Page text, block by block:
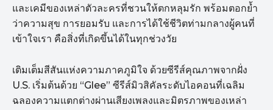
และเคมีของเหล่าตัวละครที่ชวนให้ตกหลุมรัก พร้อมตอกย้ำ
ว่าความสุข การยอมรับ และการได้ใช้ชีวิตท่ามกลางผู้คนที่
เข้าใจเรา คือสิ่งที่เกิดขึ้นได้ในทุกช่วงวัย
เติมเต็มสีสันแห่งความภาคภูมิใจ ด้วยซีรีส์คุณภาพจากฝั่ง
U.S. เริ่มต้นด้วย “Glee” ซีรีส์มิวสิคัลระดับไอคอนที่เฉลิม
ฉลองความแตกต่างผ่านเสียงเพลงและมิตรภาพของเหล่า